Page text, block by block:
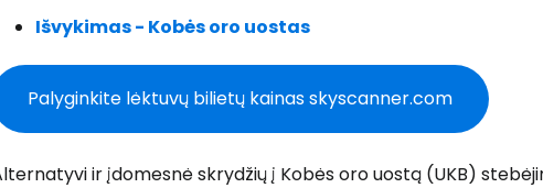
Išvykimas - Kobės oro uostas
Palyginkite lėktuvų bilietų kainas skyscanner.com
ir įdomesnė skrydžių į Kobės oro uostą (UKB)